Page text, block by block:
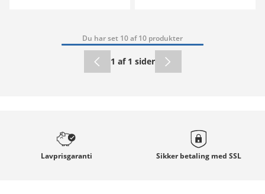
Du har set 10 af 10 produkter
1 af 1 sider
Lavprisgaranti Sikker betaling med SSL